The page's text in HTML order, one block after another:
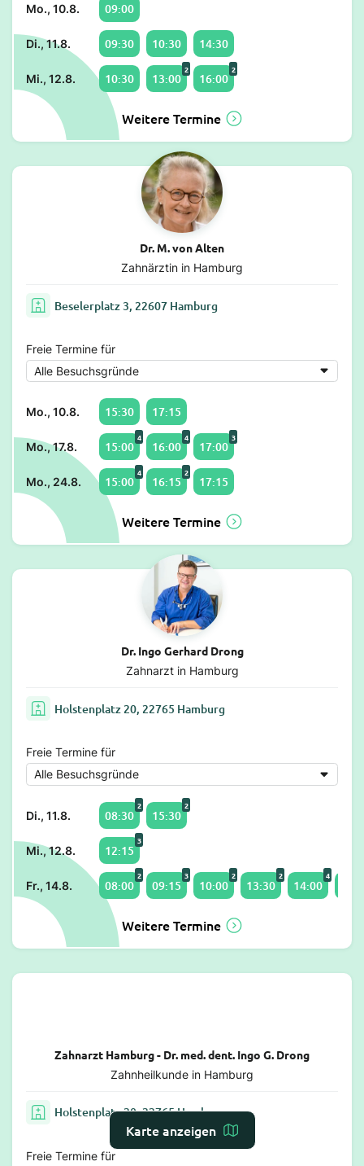
Mo., 10.8. 09:00
Di., 11.8. 09:30 10:30 14:30
Mi., 12.8. 10:30 13:00
2
16:00
2
Weitere Termine
Dr. M. von Alten
Zahnärztin in Hamburg
Beselerplatz 3, 22607 Hamburg
Freie Termine für
Mo., 10.8. 15:30 17:15
Mo., 17.8. 15:00
4
16:00
4
17:00
3
Mo., 24.8. 15:00
4
16:15
2
17:15
Weitere Termine
Dr. Ingo Gerhard Drong
Zahnarzt in Hamburg
Holstenplatz 20, 22765 Hamburg
Freie Termine für
Di., 11.8. 08:30
2
15:30
2
Mi., 12.8. 12:15
3
Fr., 14.8. 08:00
2
09:15
3
10:00
2
13:30
2
14:00
4
Weitere Termine
Zahnarzt Hamburg - Dr. med. dent. Ingo G. Drong
Zahnheilkunde in Hamburg
Holstenplatz 20, 22765 Hamburg
Freie Termine für
Karte anzeigen